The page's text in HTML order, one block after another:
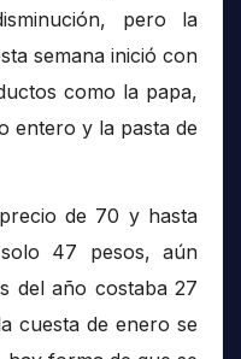
pero la
semana inició con
como la papa,
entero y la pasta de
de 70 y hasta
47 pesos, aún
del año costaba 27
cuesta de enero se